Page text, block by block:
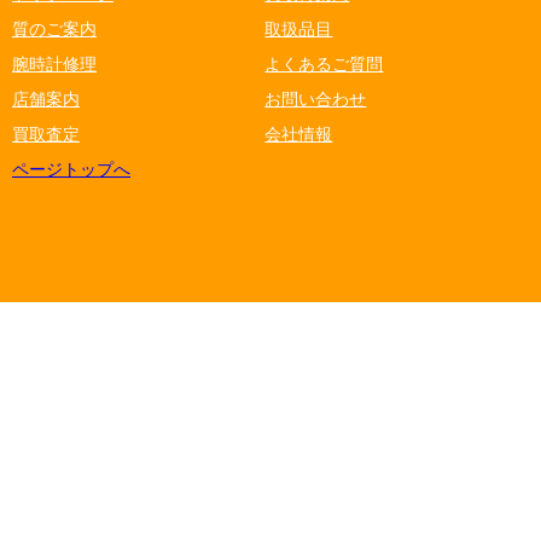
質のご案内
取扱品目
腕時計修理
よくあるご質問
店舗案内
お問い合わせ
買取査定
会社情報
ページトップへ